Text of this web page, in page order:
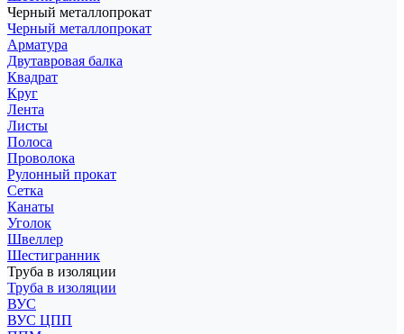
Черный металлопрокат
Черный металлопрокат
Арматура
Двутавровая балка
Квадрат
Круг
Лента
Листы
Полоса
Проволока
Рулонный прокат
Сетка
Канаты
Уголок
Швеллер
Шестигранник
Труба в изоляции
Труба в изоляции
ВУС
ВУС ЦПП